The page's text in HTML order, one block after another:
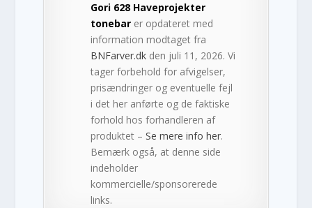
Gori 628 Haveprojekter
tonebar er opdateret med
information modtaget fra
BNFarver.dk den juli 11, 2026. Vi
tager forbehold for afvigelser,
prisændringer og eventuelle fejl
i det her anførte og de faktiske
forhold hos forhandleren af
produktet –Se mere info her.
Bemærk også, at denne side
indeholder
kommercielle/sponsorerede
links.